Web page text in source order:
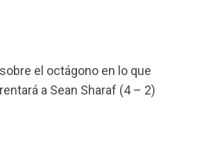
el octágono en lo que
a Sean Sharaf (4 – 2)